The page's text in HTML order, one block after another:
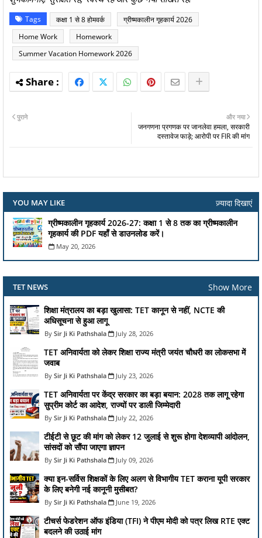
Tags कक्षा 1 से 8 होमवर्क
ग्रीष्मकालीन गृहकार्य 2026
Home Work
Homework
Summer Vacation Homework 2026
और नया
जनगणना प्रगणक पर जानलेवा हमला, सरकारी
दस्तावेज फाड़े; आरोपी पर FIR की मांग
पुराने
YOU MAY LIKE
ज़्यादा दिखाएं
ग्रीष्मकालीन गृहकार्य 2026-27: कक्षा 1 से 8 तक का ग्रीष्मकालीन
गृहकार्य की PDF यहाँ से डाउनलोड करें।
May 20, 2026
TET NEWS Show More
शिक्षा मंत्रालय का बड़ा खुलासा: TET कानून से नहीं, NCTE की
अधिसूचना से हुआ लागू
Sir Ji Ki Pathshala July 28, 2026
TET अनिवार्यता को लेकर शिक्षा राज्य मंत्री जयंत चौधरी का लोकसभा में
जवाब
Sir Ji Ki Pathshala July 23, 2026
TET अनिवार्यता पर केंद्र सरकार का बड़ा बयान: 2028 तक लागू रहेगा
सुप्रीम कोर्ट का आदेश, राज्यों पर डाली जिम्मेदारी
Sir Ji Ki Pathshala July 22, 2026
टीईटी से छूट की मांग को लेकर 12 जुलाई से शुरू होगा देशव्यापी आंदोलन,
सांसदों को सौंपा जाएगा ज्ञापन
Sir Ji Ki Pathshala July 09, 2026
क्या इन-सर्विस शिक्षकों के लिए अलग से विभागीय TET कराना यूपी सरकार
के लिए बनेगी नई कानूनी मुसीबत?
Sir Ji Ki Pathshala June 19, 2026
टीचर्स फेडरेशन ऑफ इंडिया (TFI) ने पीएम मोदी को पत्र लिख RTE एक्ट
बदलने की उठाई मांग